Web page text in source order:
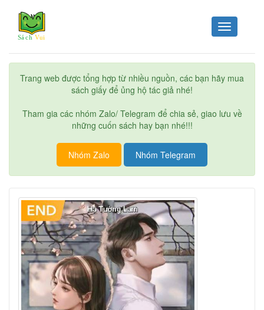
Toggle
navigation
Trang web được tổng hợp từ nhiều nguồn, các bạn hãy mua
sách giấy để ủng hộ tác giả nhé!
Tham gia các nhóm Zalo/ Telegram để chia sẻ, giao lưu về
những cuốn sách hay bạn nhé!!!
Nhóm Zalo Nhóm Telegram